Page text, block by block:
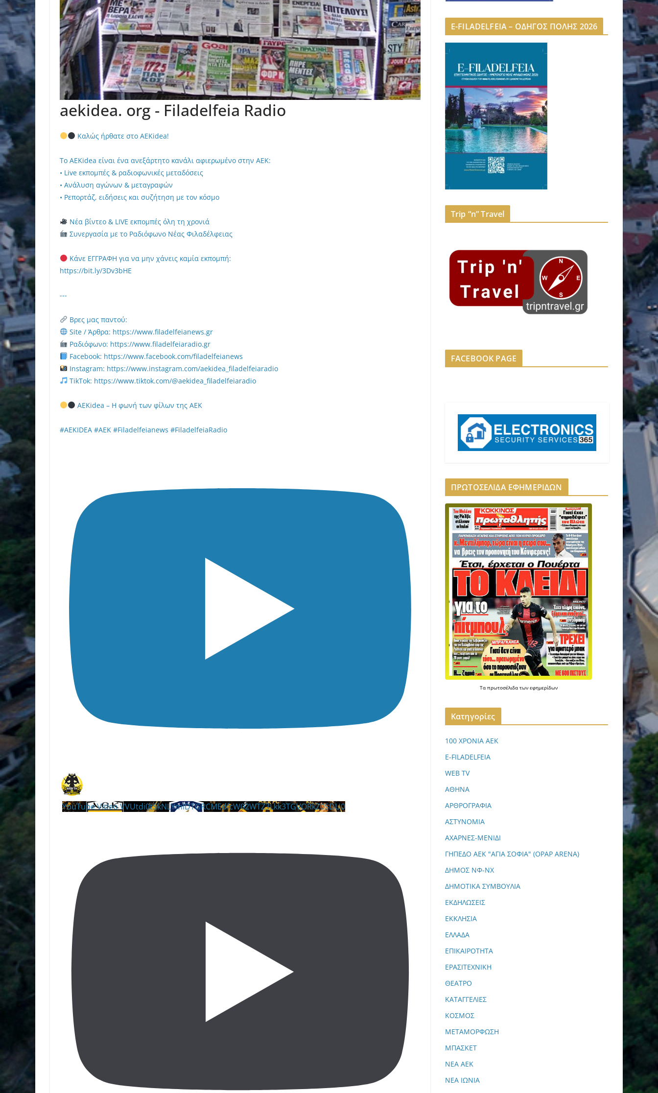
aekidea. org - Filadelfeia Radio
Καλώς ήρθατε στο AEKidea!
Το AEKidea είναι ένα ανεξάρτητο κανάλι αφιερωμένο στην ΑΕΚ:
• Live εκπομπές & ραδιοφωνικές μεταδόσεις
• Ανάλυση αγώνων & μεταγραφών
• Ρεπορτάζ, ειδήσεις και συζήτηση με τον κόσμο
Νέα βίντεο & LIVE εκπομπές όλη τη χρονιά
Συνεργασία με το Ραδιόφωνο Νέας Φιλαδέλφειας
Κάνε ΕΓΓΡΑΦΗ για να μην χάνεις καμία εκπομπή:
https://bit.ly/3Dv3bHE
---
Βρες μας παντού:
Site / Άρθρα: https://www.filadelfeianews.gr
Ραδιόφωνο: https://www.filadelfeiaradio.gr
Facebook: https://www.facebook.com/filadelfeianews
Instagram: https://www.instagram.com/aekidea_filadelfeiaradio
TikTok: https://www.tiktok.com/@aekidea_filadelfeiaradio
AEKidea – Η φωνή των φίλων της ΑΕΚ
#AEKIDEA #AEK #Filadelfeianews #FiladelfeiaRadio
YouTube Video VVUtdi0tSkNLYmlDTGRCMEdfcW02WTZ3Lkk3TGVORkZ0SDU0
E-FILADELFEIA – ΟΔΗΓΟΣ ΠΟΛΗΣ 2026
Trip “n” Travel
FACEBOOK PAGE
ΠΡΩΤΟΣΕΛΙΔΑ ΕΦΗΜΕΡΙΔΩΝ
Τα πρωτοσέλιδα των εφημερίδων
Kατηγορίες
100 ΧΡΟΝΙΑ ΑΕΚ
E-FILADELFEIA
WEB TV
ΑΘΗΝΑ
ΑΡΘΡΟΓΡΑΦΙΑ
ΑΣΤΥΝΟΜΙΑ
ΑΧΑΡΝΕΣ-ΜΕΝΙΔΙ
ΓΗΠΕΔΟ ΑΕΚ "ΑΓΙΑ ΣΟΦΙΑ" (OPAP ARENA)
ΔΗΜΟΣ ΝΦ-ΝΧ
ΔΗΜΟΤΙΚΑ ΣΥΜΒΟΥΛΙΑ
ΕΚΔΗΛΩΣΕΙΣ
ΕΚΚΛΗΣΙΑ
ΕΛΛΑΔΑ
ΕΠΙΚΑΙΡΟΤΗΤΑ
ΕΡΑΣΙΤΕΧΝΙΚΗ
ΘΕΑΤΡΟ
ΚΑΤΑΓΓΕΛΙΕΣ
ΚΟΣΜΟΣ
ΜΕΤΑΜΟΡΦΩΣΗ
ΜΠΑΣΚΕΤ
ΝΕΑ ΑΕΚ
ΝΕΑ ΙΩΝΙΑ